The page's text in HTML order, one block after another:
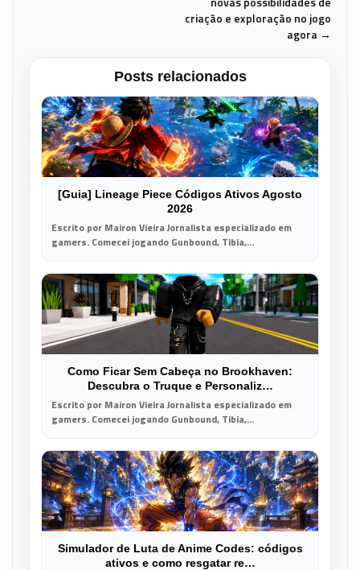
criação e exploração no jogo
agora →
Posts relacionados
[Guia] Lineage Piece Códigos Ativos Agosto
2026
Escrito por Mairon Vieira Jornalista especializado em
gamers. Comecei jogando Gunbound, Tibia,...
Como Ficar Sem Cabeça no Brookhaven:
Descubra o Truque e Personaliz…
Escrito por Mairon Vieira Jornalista especializado em
gamers. Comecei jogando Gunbound, Tibia,...
Simulador de Luta de Anime Codes: códigos
ativos e como resgatar re…